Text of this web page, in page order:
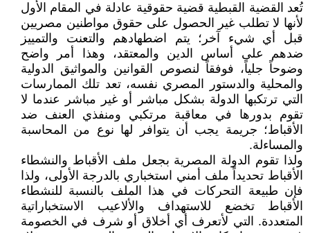
تُعد القضية القبطية قضية حقوقية عادلة في المقام الأول
لأنها لا تطلب غير الحصول على حقوق مواطنين مصريين
قبل أي شيء آخر؛ يتم اضطهادهم والتعنت والتمييز
ضدهم على أساس الدين والمعتقد، وهذا أمر واضح
وضوحاً جلياً، فوفقاً لنصوص القوانين والمواثيق الدولية
والمحلية والدستور المصري نفسه، تعد تلك الممارسات
التي ترتكبها الدولة بشكل مباشر أو غير مباشر عندما لا
تقوم بدورها في معاقبة مرتكبي ومنفذي العنف ضد
الأقباط؛ جريمة يجب أن يتوافر لها نوع من المحاسبة
والمساءلة.
ولذا تقوم الدولة المصرية بجعل ملف الأقباط والنشطاء
الأقباط تحديداً ملف أمني استخباري بالدرجة الأولى، ولذا
فإن طبيعة التحركات في هذا الملف بالنسبة للنشطاء
الأقباط تخضع للاستهداف والألاعيب الاستخباراتية
المتعددة. التي لأتعرف أي أخلاق أو شرف في الخصومة